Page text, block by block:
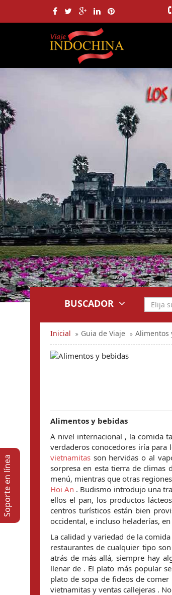
BUSCADOR
Inicial Guia de Viaje Alimentos
Alimentos y bebidas
A nivel internacional , la comida
verdaderos conocedores iría para
vietnamitas son hervidas o al
sorpresa en esta tierra de climas
menú, mientras que otras
Hoi An . Budismo introdujo una
ellos el pan, los productos
centros turísticos están bien
occidental, e incluso heladerías,
La calidad y variedad de la
restaurantes de cualquier tipo
atrás de más allá, siempre hay
llenar de . El plato más popular
plato de sopa de fideos de
vietnamitas y ventas callejeras .
Soporte en lí­nea